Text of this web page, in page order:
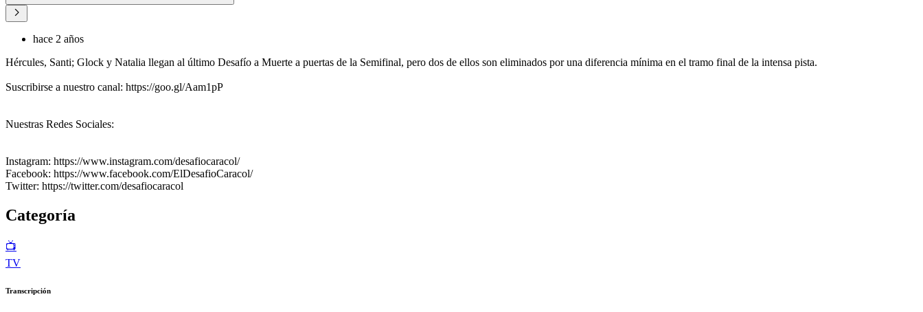
hace 2 años
Hércules, Santi; Glock y Natalia llegan al último Desafío a Muerte a puertas de la Semifinal, pero dos de ellos son eliminados por una diferencia mínima en el tramo final de la intensa pista.
Suscribirse a nuestro canal: https://goo.gl/Aam1pP
Nuestras Redes Sociales:
Instagram: https://www.instagram.com/desafiocaracol/
Facebook: https://www.facebook.com/ElDesafioCaracol/
Twitter: https://twitter.com/desafiocaracol
Categoría
📺
TV
Transcripción